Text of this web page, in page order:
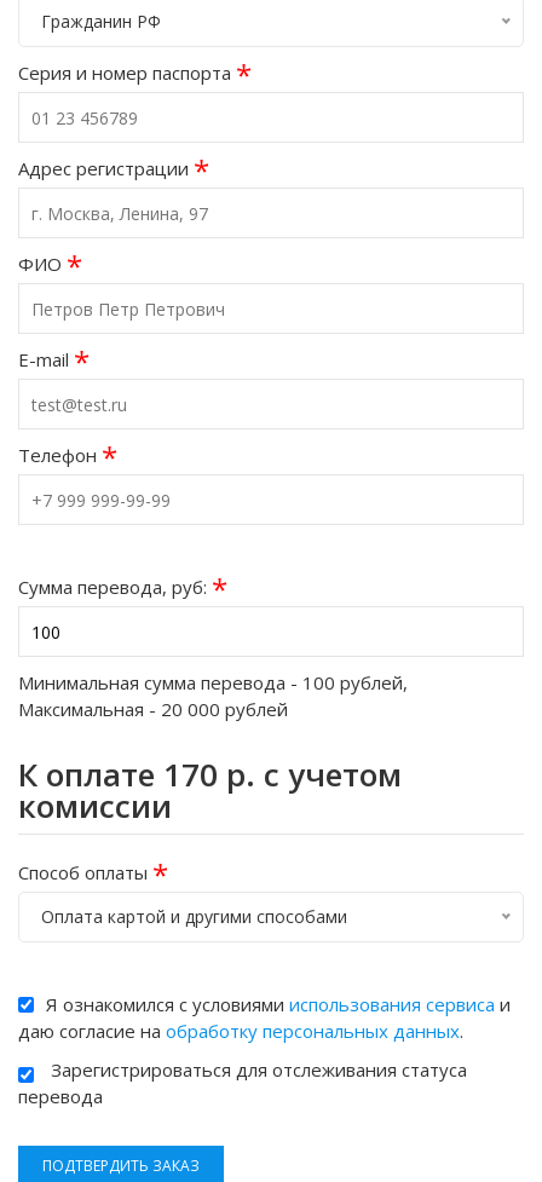
Гражданин РФ
Серия и номер паспорта *
Адрес регистрации *
ФИО *
E-mail *
Телефон *
Сумма перевода, руб: *
Минимальная сумма перевода - 100 рублей,
Максимальная - 20 000 рублей
К оплате 170 р. с учетом
комиссии
Способ оплаты *
Оплата картой и другими способами
Я ознакомился с условиями использования сервиса и
даю согласие на обработку персональных данных.
Зарегистрироваться для отслеживания статуса
перевода
ПОДТВЕРДИТЬ ЗАКАЗ